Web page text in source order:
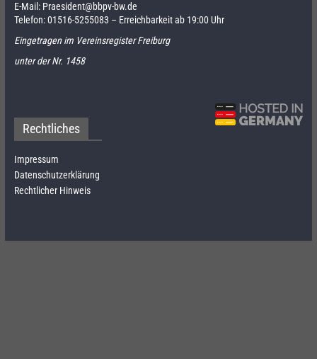
E-Mail: Praesident@bbpv-bw.de
Telefon:01516-5255083 – Erreichbarkeit ab 19:00 Uhr
Eingetragen im Vereinsregister Freiburg
unter der Nr. 1458
Rechtliches
Impressum
Datenschutzerklärung
Rechtlicher Hinweis